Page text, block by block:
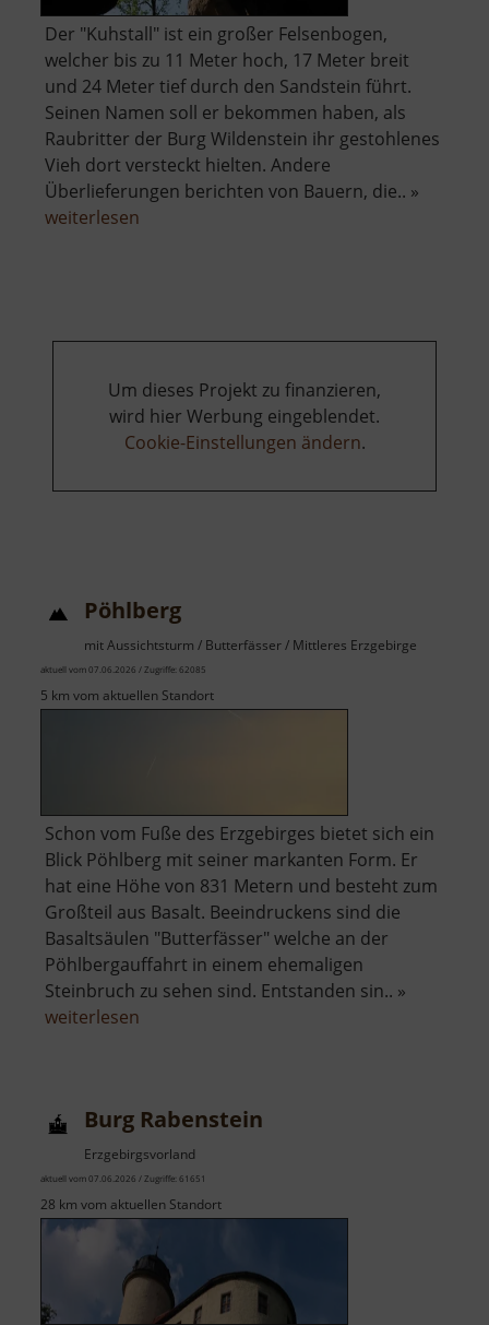
Der "Kuhstall" ist ein großer Felsenbogen,
welcher bis zu 11 Meter hoch, 17 Meter breit
und 24 Meter tief durch den Sandstein führt.
Seinen Namen soll er bekommen haben, als
Raubritter der Burg Wildenstein ihr gestohlenes
Vieh dort versteckt hielten. Andere
Überlieferungen berichten von Bauern, die.. »
weiterlesen
Um dieses Projekt zu finanzieren,
wird hier Werbung eingeblendet.
Cookie-Einstellungen ändern.
Pöhlberg
mit Aussichtsturm / Butterfässer / Mittleres Erzgebirge
aktuell vom 07.06.2026 / Zugriffe: 62085
5 km vom aktuellen Standort
Schon vom Fuße des Erzgebirges bietet sich ein
Blick Pöhlberg mit seiner markanten Form. Er
hat eine Höhe von 831 Metern und besteht zum
Großteil aus Basalt. Beeindruckens sind die
Basaltsäulen "Butterfässer" welche an der
Pöhlbergauffahrt in einem ehemaligen
Steinbruch zu sehen sind. Entstanden sin.. »
weiterlesen
Burg Rabenstein
Erzgebirgsvorland
aktuell vom 07.06.2026 / Zugriffe: 61651
28 km vom aktuellen Standort